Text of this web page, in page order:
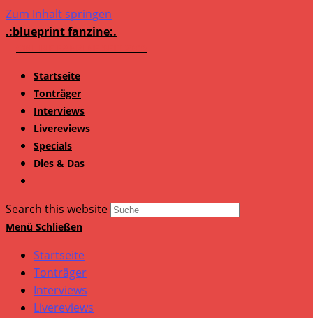
Zum Inhalt springen
.:blueprint fanzine:.
Startseite
Tonträger
Interviews
Livereviews
Specials
Dies & Das
Search this website
Menü Schließen
Startseite
Tonträger
Interviews
Livereviews